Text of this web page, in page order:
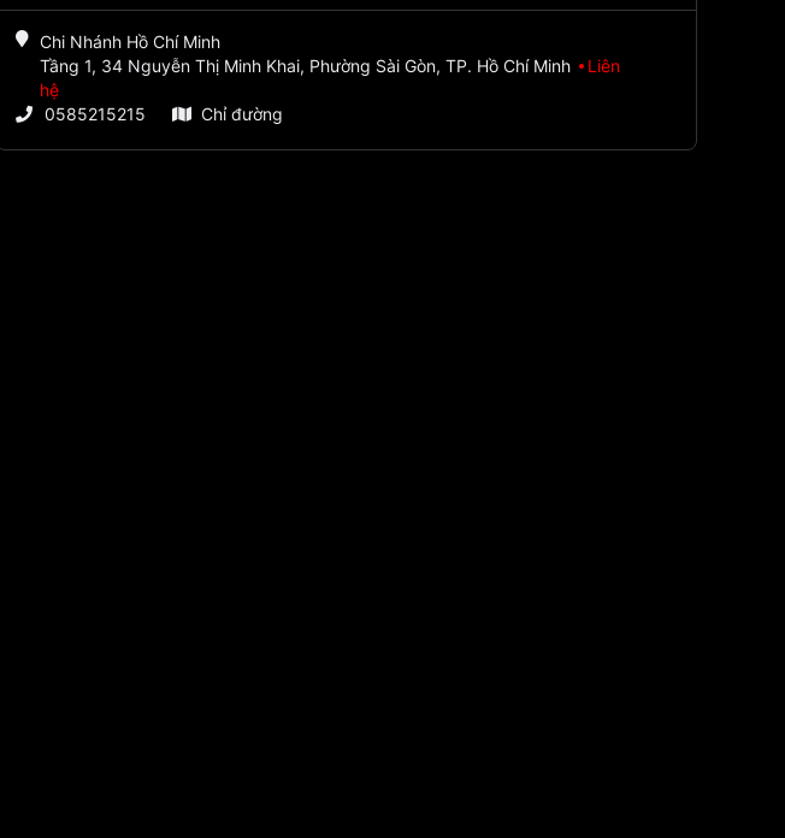
Chi Nhánh Hồ Chí Minh
Tầng 1, 34 Nguyễn Thị Minh Khai, Phường Sài Gòn, TP. Hồ Chí Minh
Liên
hệ
0585215215
Chỉ đường